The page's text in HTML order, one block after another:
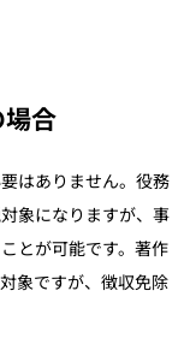
合
はありません。役務
象になりますが、事
とが可能です。著作
象ですが、徴収免除